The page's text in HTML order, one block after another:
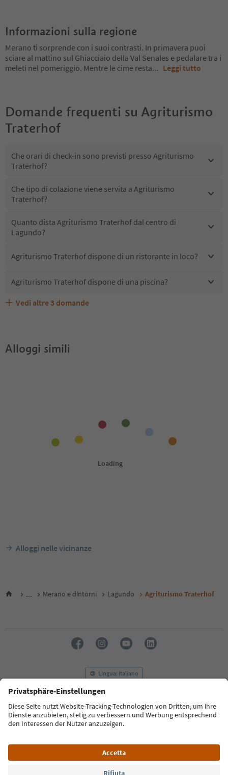
Informazioni sulla regione
Merano ti sorprende con i suoi contrasti. In primavera puoi
sciare al mattino sul Ghiacciaio della Val Senales e pedalare tra i
meleti nel pomeriggio. Mentre le cime resta... Leggi tutto
Domande frequenti su Agriturismo
Traterhof
Che orari di check-in sono previsti presso Agriturismo
Traterhof?
Che tipo di colazione viene servita a Agriturismo
Traterhof?
Quanto dista Agriturismo Traterhof dal centro di
Lagundo?
Agriturismo Traterhof dispone di un ristorante in loco?
Agriturismo Traterhof dispone di una piscina?
Agriturismo Traterhof accetta animali domestici?
Quali servizi/attività sono disponibili presso Agriturismo
Gli ospiti di Agriturismo Traterhof ricevono l'Alto Adige
Vedi altre 3 domande
Alloggi simili
Alloggi nelle vicinanze
... Merano e dintorni Lagundo Agriturismo Traterhof
Lingua: Italiano
FAQ Contatti Press MICE
Privacy Policy
Termini e condizioni
Crediti
Cookie Policy
Alto Adige B2B